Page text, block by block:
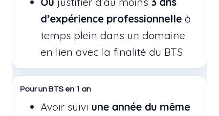
d’expérience professionnelle à
temps plein dans un domaine
en lien avec la finalité du BTS
Pour un BTS en 1 an
Avoir suivi une année du même